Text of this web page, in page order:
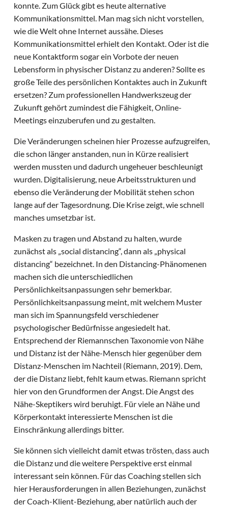
konnte. Zum Glück gibt es heute alternative
Kommunikationsmittel. Man mag sich nicht vorstellen,
wie die Welt ohne Internet aussähe. Dieses
Kommunikationsmittel erhielt den Kontakt. Oder ist die
neue Kontaktform sogar ein Vorbote der neuen
Lebensform in physischer Distanz zu anderen? Sollte es
große Teile des persönlichen Kontaktes auch in Zukunft
ersetzen? Zum professionellen Handwerkszeug der
Zukunft gehört zumindest die Fähigkeit, Online-
Meetings einzuberufen und zu gestalten.
Die Veränderungen scheinen hier Prozesse aufzugreifen,
die schon länger anstanden, nun in Kürze realisiert
werden mussten und dadurch ungeheuer beschleunigt
wurden. Digitalisierung, neue Arbeitsstrukturen und
ebenso die Veränderung der Mobilität stehen schon
lange auf der Tagesordnung. Die Krise zeigt, wie schnell
manches umsetzbar ist.
Masken zu tragen und Abstand zu halten, wurde
zunächst als „social distancing“, dann als „physical
distancing“ bezeichnet. In den Distancing-Phänomenen
machen sich die unterschiedlichen
Persönlichkeitsanpassungen sehr bemerkbar.
Persönlichkeitsanpassung meint, mit welchem Muster
man sich im Spannungsfeld verschiedener
psychologischer Bedürfnisse angesiedelt hat.
Entsprechend der Riemannschen Taxonomie von Nähe
und Distanz ist der Nähe-Mensch hier gegenüber dem
Distanz-Menschen im Nachteil (Riemann, 2019). Dem,
der die Distanz liebt, fehlt kaum etwas. Riemann spricht
hier von den Grundformen der Angst. Die Angst des
Nähe-Skeptikers wird beruhigt. Für viele an Nähe und
Körperkontakt interessierte Menschen ist die
Einschränkung allerdings bitter.
Sie können sich vielleicht damit etwas trösten, dass auch
die Distanz und die weitere Perspektive erst einmal
interessant sein können. Für das Coaching stellen sich
hier Herausforderungen in allen Beziehungen, zunächst
der Coach-Klient-Beziehung, aber natürlich auch der